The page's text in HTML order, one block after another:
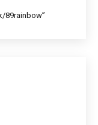
89rainbow”